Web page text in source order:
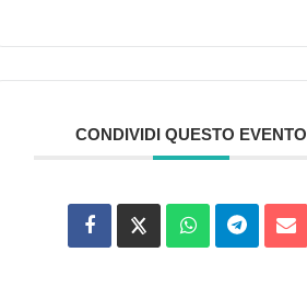
CONDIVIDI QUESTO EVENTO